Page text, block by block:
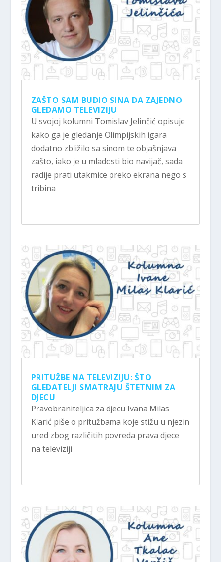
ZAŠTO SAM BUDIO SINA DA ZAJEDNO
GLEDAMO TELEVIZIJU
U svojoj kolumni Tomislav Jelinčić opisuje
kako ga je gledanje Olimpijskih igara
dodatno zbližilo sa sinom te objašnjava
zašto, iako je u mladosti bio navijač, sada
radije prati utakmice preko ekrana nego s
tribina
PRITUŽBE NA TELEVIZIJU: ŠTO
GLEDATELJI SMATRAJU ŠTETNIM ZA
DJECU
Pravobraniteljica za djecu Ivana Milas
Klarić piše o pritužbama koje stižu u njezin
ured zbog različitih povreda prava djece
na televiziji